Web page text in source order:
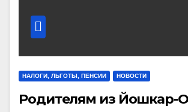
НАЛОГИ, ЛЬГОТЫ, ПЕНСИИ НОВОСТИ
Родителям из Йошкар-